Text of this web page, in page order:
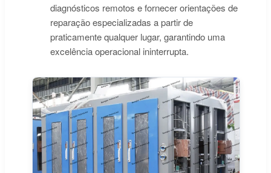
diagnósticos remotos e fornecer orientações de
reparação especializadas a partir de
praticamente qualquer lugar, garantindo uma
excelência operacional ininterrupta.